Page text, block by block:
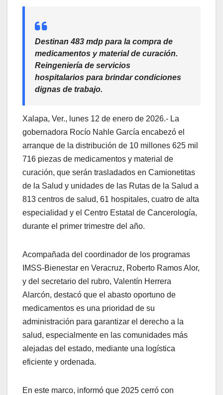
Destinan 483 mdp para la compra de
medicamentos y material de curación.
Reingeniería de servicios
hospitalarios para brindar condiciones
dignas de trabajo.
Xalapa, Ver., lunes 12 de enero de 2026.- La
gobernadora Rocío Nahle García encabezó el
arranque de la distribución de 10 millones 625 mil
716 piezas de medicamentos y material de
curación, que serán trasladados en Camionetitas
de la Salud y unidades de las Rutas de la Salud a
813 centros de salud, 61 hospitales, cuatro de alta
especialidad y el Centro Estatal de Cancerología,
durante el primer trimestre del año.
Acompañada del coordinador de los programas
IMSS-Bienestar en Veracruz, Roberto Ramos Alor,
y del secretario del rubro, Valentín Herrera
Alarcón, destacó que el abasto oportuno de
medicamentos es una prioridad de su
administración para garantizar el derecho a la
salud, especialmente en las comunidades más
alejadas del estado, mediante una logística
eficiente y ordenada.
En este marco, informó que 2025 cerró con